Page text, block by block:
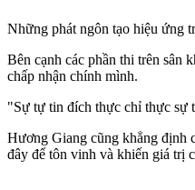
Những phát ngôn tạo hiệu ứng
Bên cạnh các phần thi trên sân
chấp nhận chính mình.
"Sự tự tin đích thực chỉ thực sự
Hương Giang cũng khẳng định
đây để tôn vinh và khiến giá trị